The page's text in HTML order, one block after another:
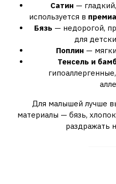
Сатин —
используется в
Бязь — недорогой,
для
Поплин —
Тенсель и
Для малышей лучше
материалы — бязь,
раздражать